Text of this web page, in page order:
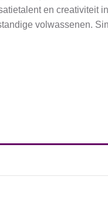
en creativiteit
volwassenen.